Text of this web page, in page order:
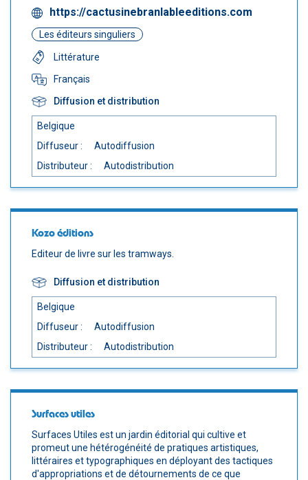
https://cactusinebranlableeditions.com
Les éditeurs singuliers
Littérature
Français
Diffusion et distribution
Belgique
Diffuseur :
Autodiffusion
Distributeur :
Autodistribution
Kozo éditions
Editeur de livre sur les tramways.
Diffusion et distribution
Belgique
Diffuseur :
Autodiffusion
Distributeur :
Autodistribution
Surfaces utiles
Surfaces Utiles est un jardin éditorial qui cultive et
promeut une hétérogénéité de pratiques artistiques,
littéraires et typographiques en déployant des tactiques
d'appropriations et de détournements de ce que